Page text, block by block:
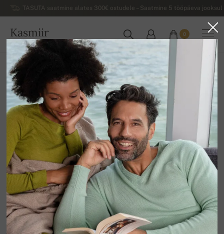
TASUTA saatmine alates 300€ ostudele – Saatmine 5 tööpäeva
Kasmiir
EESTI
0
Koju
Luksuslikud naiste kašmiirist sviitrid
Kõrge kaelusega naiste sviitrid